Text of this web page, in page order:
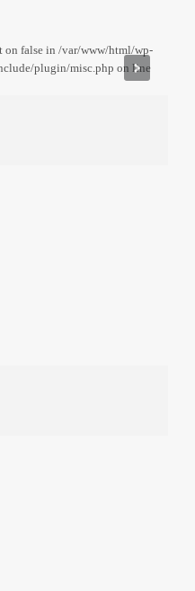
on false in /var/www/html/wp-
plugin/misc.php on line